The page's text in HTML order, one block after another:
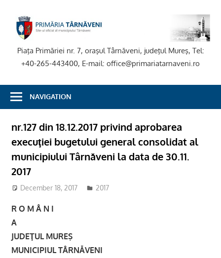
content
Piaţa Primăriei nr. 7, oraşul Târnăveni, judeţul Mureş, Tel:
+40-265-443400, E-mail: office@primariatarnaveni.ro
NAVIGATION
nr.127 din 18.12.2017 privind aprobarea
execuţiei bugetului general consolidat al
municipiului Târnăveni la data de 30.11.
2017
December 18, 2017 admsite
2017
R O M Â N I
JUDEŢUL MUREŞ
MUNICIPIUL TÂRNĂVENI